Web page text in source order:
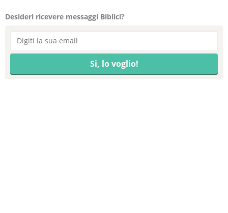
Desideri ricevere messaggi Biblici?